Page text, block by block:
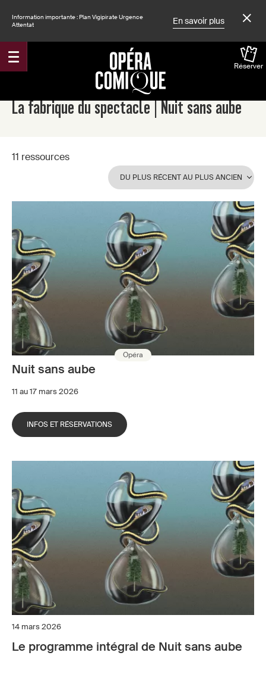
Information importante : Plan Vigipirate Urgence
Attentat
En savoir plus
Réserver
Accueil
La fabrique du spectacle | Nuit sans aube
11 ressources
Opéra
Nuit sans aube
11 au 17 mars 2026
INFOS ET RÉSERVATIONS
14 mars 2026
Le programme intégral de Nuit sans aube